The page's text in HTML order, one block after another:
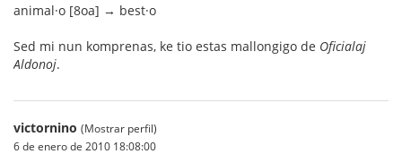
animal·o [8oa] → best·o
Sed mi nun komprenas, ke tio estas mallongigo de Oficialaj
Aldonoj.
victornino (Mostrar perfil)
6 de enero de 2010 18:08:00